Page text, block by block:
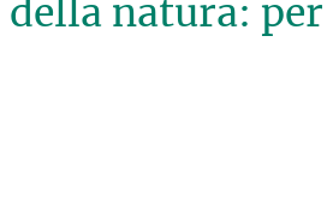
della natura: